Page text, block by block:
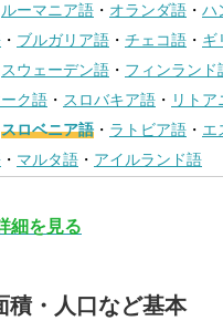
ルーマニア語 ・ オランダ語 ・ ハ
・ ブルガリア語 ・ チェコ語 ・ ギ
スウェーデン語 ・ フィンランド
ク語 ・ スロバキア語 ・ リトア
スロベニア語 ・ ラトビア語 ・ エ
・ マルタ語 ・ アイルランド語
細を見る
積・人口など基本